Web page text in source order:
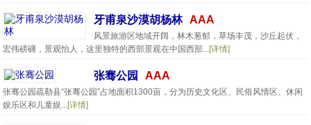
牙甫泉沙漠胡杨林 AAA
风景旅游区地域开阔，林木葱郁，草场丰茂，沙丘起伏，
宏伟磅礴，景观怡人，这里独特的西部景观在中国西部...[详情]
张骞公园 AAA
张骞公园疏勒县“张骞公园”占地面积1300亩，分为历史文化区、民俗风情区、休闲
娱乐区和儿童娱...[详情]